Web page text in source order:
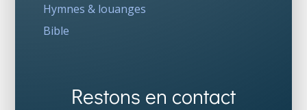
Hymnes & louanges
Bible
Restons en contact